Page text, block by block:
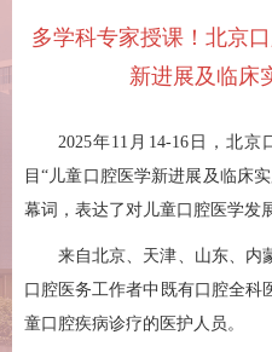
多学科专家授课！北京
新进展及临床
2025年11月14-16日，北
目“儿童口腔医学新进展及临床
幕词，表达了对儿童口腔医学发
来自北京、天津、山东、内
口腔医务工作者中既有口腔全科
童口腔疾病诊疗的医护人员。